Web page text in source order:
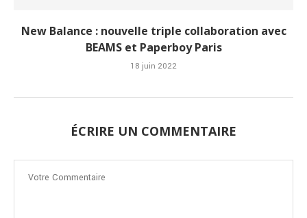
New Balance : nouvelle triple collaboration avec
BEAMS et Paperboy Paris
18 juin 2022
ÉCRIRE UN COMMENTAIRE